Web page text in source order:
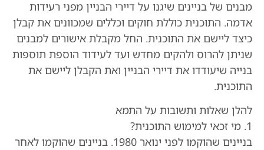
מבנים של בניינים שיגנו על דיירי הבניין מפני רעידות
אדמה. התוכנית כוללת חוקים וכללים שמכוונים את קבלן
כיצד ליישם את התוכנית. החל מקבלת אישורים למבנים
שניתן להרוס ולהקים מחדש ועד לעידוד הוספת תוספות
בנייה שיעודדו את דיירי הבניין ואת הקבלן ליישם את
התוכנית.
להלן שאלות ותשובות על התמא
1. מי זכאי למימוש התוכנית?
בניינים שהוקמו לפני ינואר 1980. בניינים שהוקמו לאחר